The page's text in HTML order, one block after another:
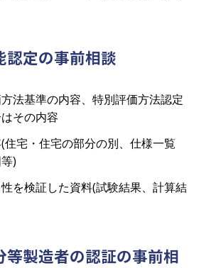
定の事前相談
法基準の内容、特別評価方法認定
その内容
住宅・住宅の部分の別、仕様一覧
)
を検証した資料(試験結果、計算結
製造者の認証の事前相